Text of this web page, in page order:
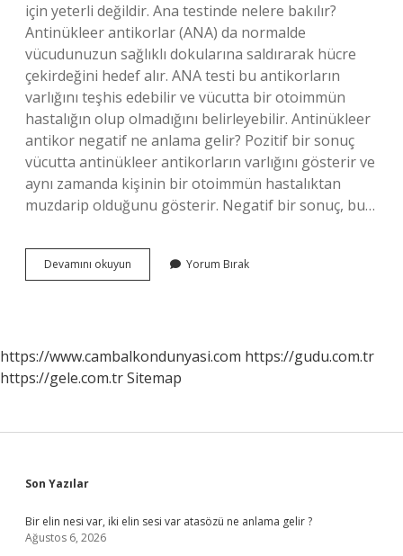
için yeterli değildir. Ana testinde nelere bakılır?
Antinükleer antikorlar (ANA) da normalde
vücudunuzun sağlıklı dokularına saldırarak hücre
çekirdeğini hedef alır. ANA testi bu antikorların
varlığını teşhis edebilir ve vücutta bir otoimmün
hastalığın olup olmadığını belirleyebilir. Antinükleer
antikor negatif ne anlama gelir? Pozitif bir sonuç
vücutta antinükleer antikorların varlığını gösterir ve
aynı zamanda kişinin bir otoimmün hastalıktan
muzdarip olduğunu gösterir. Negatif bir sonuç, bu…
Devamını okuyun
Nükleer
Yorum Bırak
https://www.cambalkondunyasi.com https://gudu.com.tr
https://gele.com.trSitemap
Sidebar
Son Yazılar
Bir elin nesi var, iki elin sesi var atasözü ne anlama gelir ?
Ağustos 6, 2026